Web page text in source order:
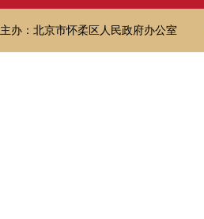
主办：北京市怀柔区人民政府办公室